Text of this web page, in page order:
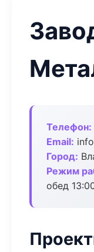
Телефон:
Email:
Город:
Режим
обед